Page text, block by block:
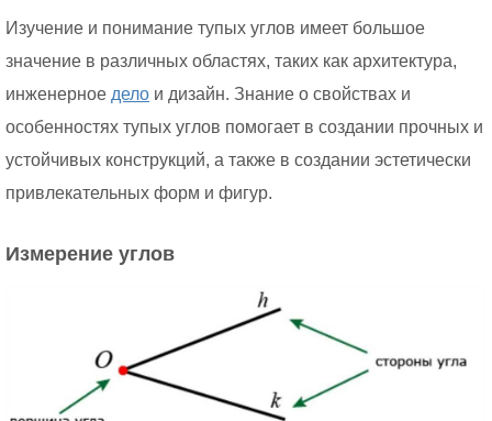
Изучение и понимание тупых углов имеет большое
значение в различных областях, таких как архитектура,
инженерное дело и дизайн. Знание о свойствах и
особенностях тупых углов помогает в создании прочных и
устойчивых конструкций, а также в создании эстетически
привлекательных форм и фигур.
Измерение углов